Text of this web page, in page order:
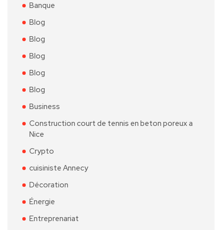
Banque
Blog
Blog
Blog
Blog
Blog
Business
Construction court de tennis en beton poreux a
Nice
Crypto
cuisiniste Annecy
Décoration
Énergie
Entreprenariat